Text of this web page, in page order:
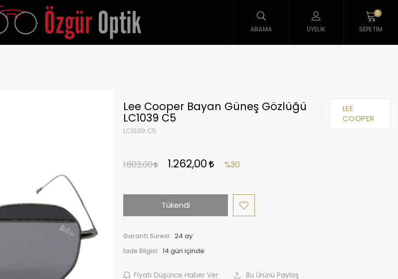
ARAMA ÜYELIK
0
SEPETIM
LEE
COOPER
Lee Cooper Bayan Güneş Gözlüğü
LC1039 C5
LC1039 C5
1.803,00 1.262,00 %30
Tükendi
Garanti Süresi: 24 ay
İade Bilgisi:
Fiyatı Düşünce Haber Ver Bu Ürünü Paylaş